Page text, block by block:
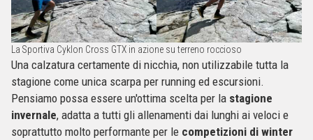
La Sportiva Cyklon Cross GTX in azione su terreno roccioso
Una calzatura certamente di nicchia, non utilizzabile tutta la
stagione come unica scarpa per running ed escursioni.
Pensiamo possa essere un'ottima scelta per la stagione
invernale, adatta a tutti gli allenamenti dai lunghi ai veloci e
soprattutto molto performante per le competizioni di winter